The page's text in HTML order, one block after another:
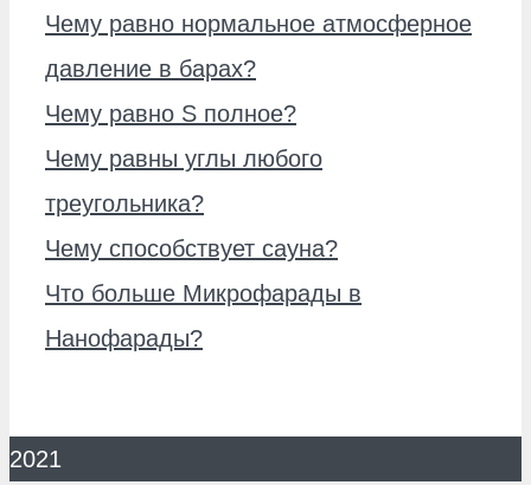
Чему равно нормальное атмосферное
давление в барах?
Чему равно S полное?
Чему равны углы любого
треугольника?
Чему способствует сауна?
Что больше Микрофарады в
Нанофарады?
2021